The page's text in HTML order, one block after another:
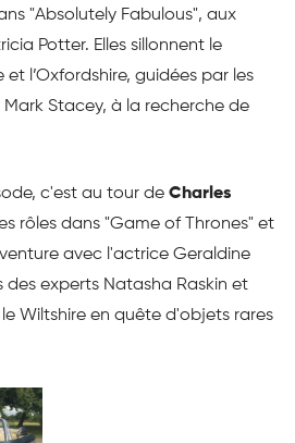
"Absolutely Fabulous", aux
Potter. Elles sillonnent le
et l’Oxfordshire, guidées par les
Mark Stacey, à la recherche de
c'est au tour de Charles
rôles dans "Game of Thrones" et
avec l'actrice Geraldine
experts Natasha Raskin et
Wiltshire en quête d'objets rares